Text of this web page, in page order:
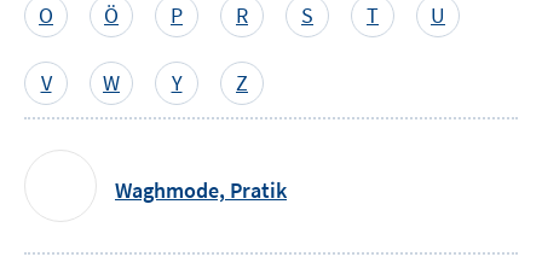
O Ö P R S T U
V W Y Z
Waghmode, Pratik